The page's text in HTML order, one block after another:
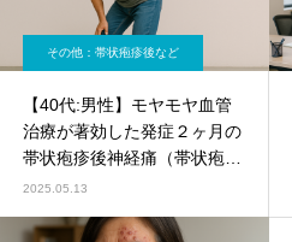
その他：帯状疱疹後など
【40代:男性】モヤモヤ血管
治療が著効した発症２ヶ月の
帯状疱疹後神経痛（帯状疱疹
後神経痛）
2025.05.13